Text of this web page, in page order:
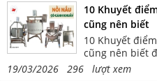
indent:.5in;"><span style="font-
family:Times New
Roman,serif;">Rơle AC</span>
</p> <p style="text-
align:justify;text-indent:.5in;">
<span style="font-family:Times
New Roman,serif;">Dây điện
10 Khuyết
cũng nên biết
10 Khuyết
cũng nên biết
19/03/2026 296 lượt xem